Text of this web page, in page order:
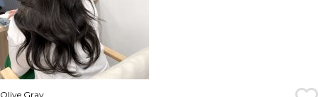
Olive Gray